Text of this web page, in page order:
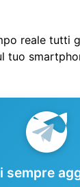
reale tutti
tuo
sempre